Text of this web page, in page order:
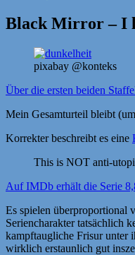
Black Mirror – I
pixabay @konteks
Über die ersten beiden
Mein Gesamturteil bleibt
Korrekter beschreibt es eine
This is NOT anti-
Auf IMDb erhält die Serie
Es spielen überproportional
Seriencharakter tatsächlich
kampftaugliche Frisur unter
wirklich erstaunlich gut